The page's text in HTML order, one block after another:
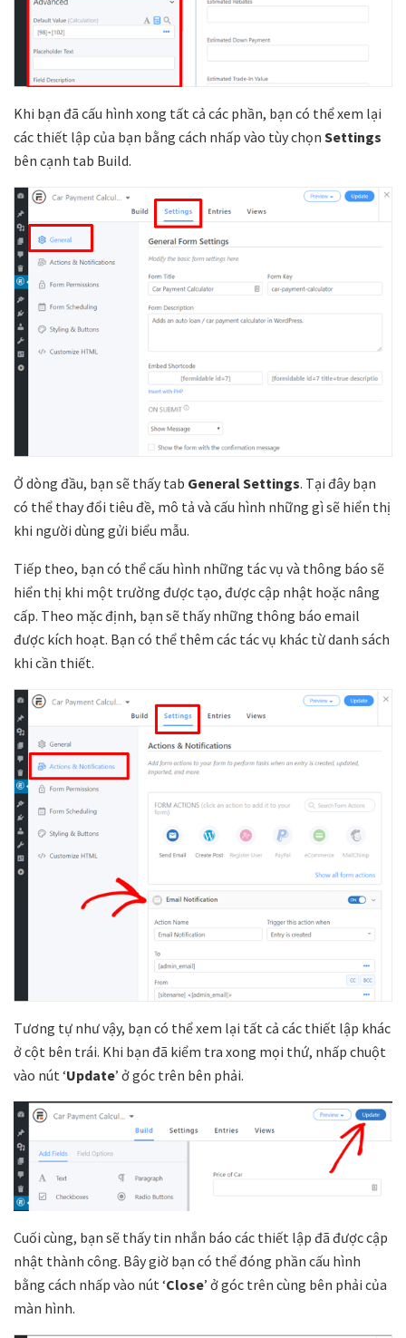
Khi bạn đã cấu hình xong tất cả các phần, bạn có thể xem lại
các thiết lập của bạn bằng cách nhấp vào tùy chọn Settings
bên cạnh tab Build.
Ở dòng đầu, bạn sẽ thấy tab General Settings. Tại đây bạn
có thể thay đổi tiêu đề, mô tả và cấu hình những gì sẽ hiển thị
khi người dùng gửi biểu mẫu.
Tiếp theo, bạn có thể cấu hình những tác vụ và thông báo sẽ
hiển thị khi một trường được tạo, được cập nhật hoặc nâng
cấp. Theo mặc định, bạn sẽ thấy những thông báo email
được kích hoạt. Bạn có thể thêm các tác vụ khác từ danh sách
khi cần thiết.
Tương tự như vậy, bạn có thể xem lại tất cả các thiết lập khác
ở cột bên trái. Khi bạn đã kiểm tra xong mọi thứ, nhấp chuột
vào nút ‘Update’ ở góc trên bên phải.
Cuối cùng, bạn sẽ thấy tin nhắn báo các thiết lập đã được cập
nhật thành công. Bây giờ bạn có thể đóng phần cấu hình
bằng cách nhấp vào nút ‘Close’ ở góc trên cùng bên phải của
màn hình.